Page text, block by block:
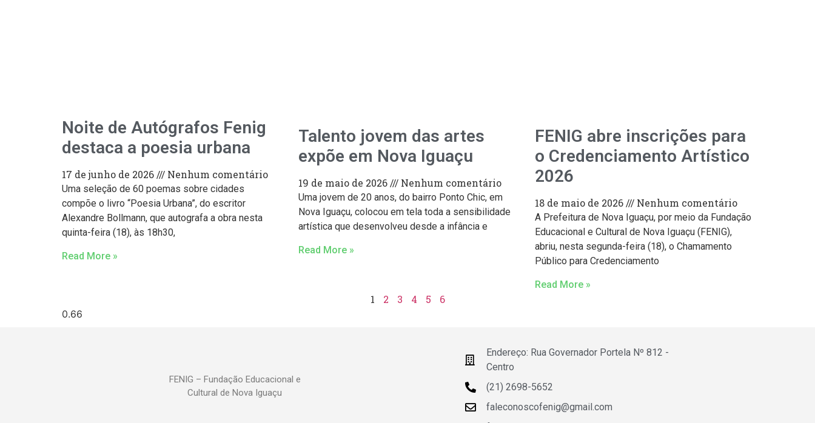
Noite de Autógrafos Fenig
destaca a poesia urbana
17 de junho de 2026 Nenhum comentário
Uma seleção de 60 poemas sobre cidades
compõe o livro “Poesia Urbana”, do escritor
Alexandre Bollmann, que autografa a obra nesta
quinta-feira (18), às 18h30,
Read More »
Talento jovem das artes
expõe em Nova Iguaçu
19 de maio de 2026 Nenhum comentário
Uma jovem de 20 anos, do bairro Ponto Chic, em
Nova Iguaçu, colocou em tela toda a sensibilidade
artística que desenvolveu desde a infância e
Read More »
FENIG abre inscrições para
o Credenciamento Artístico
2026
18 de maio de 2026 Nenhum comentário
A Prefeitura de Nova Iguaçu, por meio da Fundação
Educacional e Cultural de Nova Iguaçu (FENIG),
abriu, nesta segunda-feira (18), o Chamamento
Público para Credenciamento
Read More »
1 2 3 4 5 6
FENIG – Fundação Educacional e
Cultural de Nova Iguaçu
Endereço: Rua Governador Portela Nº 812 -
Centro
(21) 2698-5652
faleconoscofenig@gmail.com